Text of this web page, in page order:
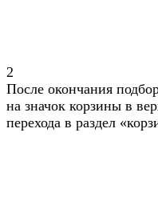
2
После окончания
на значок корзины в
перехода в раздел